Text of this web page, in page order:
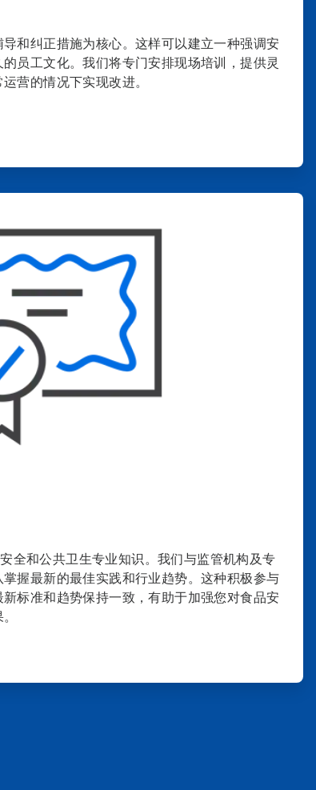
和纠正措施为核心。这样可以建立一种强调安
员工文化。我们将专门安排现场培训，提供灵
营的情况下实现改进。
全和公共卫生专业知识。我们与监管机构及专
握最新的最佳实践和行业趋势。这种积极参与
标准和趋势保持一致，有助于加强您对食品安